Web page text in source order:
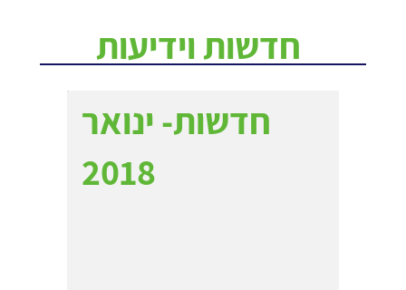
חדשות וידיעות
חדשות- ינואר
2018